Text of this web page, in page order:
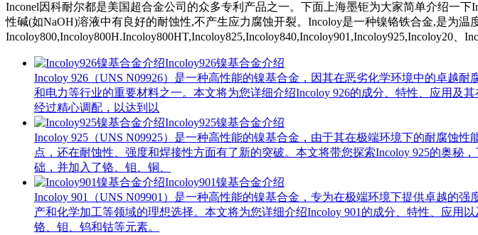
Inconel因科耐尔都是美国超合金公司的众多专利产品之一。下面上海墨钜为大家简单介绍一
性碱(如NaOH)溶液中有良好的耐蚀性,不产生应力腐蚀开裂。Incoloy是一种镍铬铁合金,是为温
Incoloy800,Incoloy800H.Incoloy800HT,Incoloy825,Incoloy840,Incoloy901,Incoloy925,Incoloy20、
Incoloy926镍基合金介绍
Incoloy 926（UNS N09926）是一种高性能的镍基合金，因其在恶劣化学环境中的卓越
和电力等行业的重要材料之一。本文将为您详细介绍Incoloy 926的成分、特性、应用及
经过精心调配，以达到以
Incoloy925镍基合金介绍
Incoloy 925（UNS N09925）是一种高性能的镍基合金，由于其在极端环境下的耐腐蚀
点，还在耐蚀性、强度和焊接性方面有了新的突破。本文将带您探索Incoloy 925的奥秘
础，并加入了铬、钼、铜、
Incoloy901镍基合金介绍
Incoloy 901（UNS N09901）是一种高性能的镍基合金，专为在极端环境下提供卓越的
产和化学加工等领域的理想选择。本文将为您详细介绍Incoloy 901的成分、特性、应用
铬、钼、钨和钴等元素。